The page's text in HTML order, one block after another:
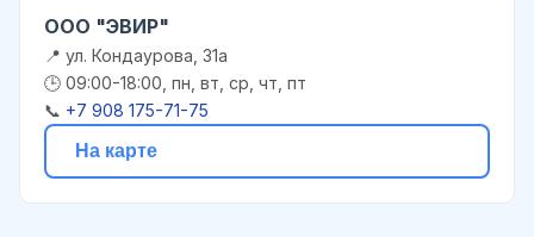
ООО "ЭВИР"
📍 ул. Кондаурова, 31а
🕒 09:00-18:00, пн, вт, ср, чт, пт
📞 +7 908 175-71-75
На карте